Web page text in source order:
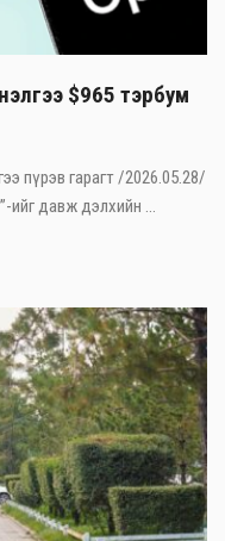
$965 тэрбум
пүрэв гарагт /2026.05.28/
ийг давж дэлхийн ...